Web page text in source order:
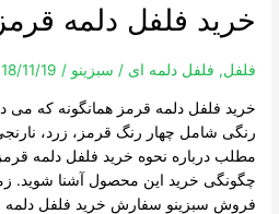
خرید فلفل دلمه قرمز
فلفل, فلفل دلمه ای / سبزینو/
11/19
خرید فلفل دلمه قرمز همانگونه که می
رنگی شامل چهار رنگ قرمز، زرد،
مطلب درباره نحوه خرید فلفل دلمه
چگونگی خرید این محصول آشنا شوید.
فروش سبزینو سفارش خرید فلفل دلمه
خرید
فلفل
دلمه